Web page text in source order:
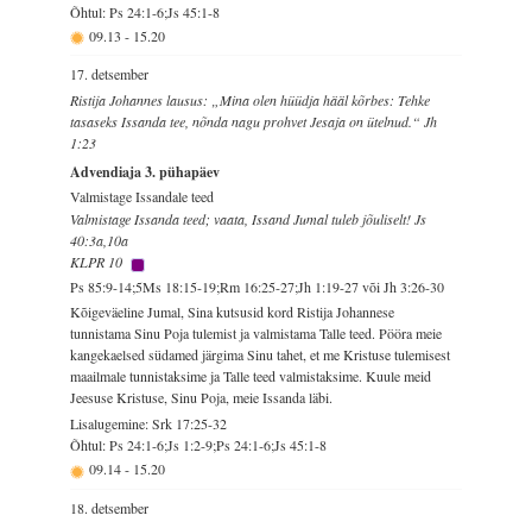
Õhtul: Ps 24:1-6;Js 45:1-8
09.13 - 15.20
17. detsember
Ristija Johannes lausus: „Mina olen hüüdja hääl kõrbes: Tehke
tasaseks Issanda tee, nõnda nagu prohvet Jesaja on ütelnud.“ Jh
1:23
Advendiaja 3. pühapäev
Valmistage Issandale teed
Valmistage Issanda teed; vaata, Issand Jumal tuleb jõuliselt! Js
40:3a,10a
KLPR 10
Ps 85:9-14;5Ms 18:15-19;Rm 16:25-27;Jh 1:19-27 või Jh 3:26-30
Kõigeväeline Jumal, Sina kutsusid kord Ristija Johannese
tunnistama Sinu Poja tulemist ja valmistama Talle teed. Pööra meie
kangekaelsed südamed järgima Sinu tahet, et me Kristuse tulemisest
maailmale tunnistaksime ja Talle teed valmistaksime. Kuule meid
Jeesuse Kristuse, Sinu Poja, meie Issanda läbi.
Lisalugemine: Srk 17:25-32
Õhtul: Ps 24:1-6;Js 1:2-9;Ps 24:1-6;Js 45:1-8
09.14- 15.20
18. detsember